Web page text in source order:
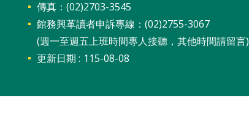
傳真：(02)2703-3545
館務興革讀者申訴專線：(02)2755-3067
(週一至週五上班時間專人接聽，其他時間請留言)
更新日期
115-08-08